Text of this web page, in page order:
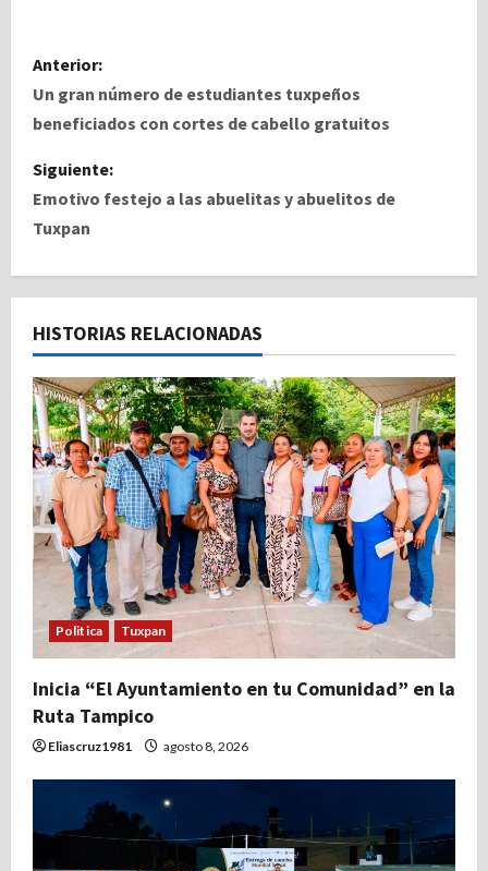
N
a
e
g
a
c
i
ó
n
d
e
e
n
t
r
a
d
Anterior:
Un gran número de estudiantes tuxpeños
beneficiados con cortes de cabello gratuitos
Siguiente:
Emotivo festejo a las abuelitas y abuelitos de
Tuxpan
HISTORIAS RELACIONADAS
Politica Tuxpan
Inicia “El Ayuntamiento en tu Comunidad” en la
Ruta Tampico
Eliascruz1981 agosto 8, 2026